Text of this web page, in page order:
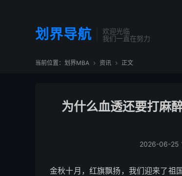
划界导航
欢迎光临
我们一直在努力
当前位置： 划界MBA  资讯  正文
为什么血透还要打麻
2026-06-25
金秋十月，红旗飘扬，我们迎来了祖